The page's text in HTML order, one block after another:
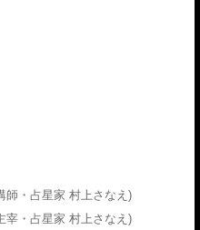
・占星家 村上さなえ)
・占星家 村上さなえ)